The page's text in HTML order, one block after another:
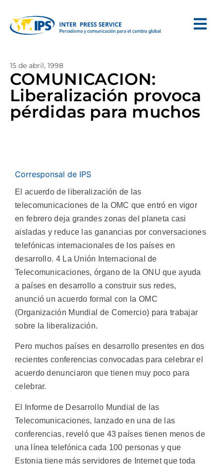
15 de abril, 1998
COMUNICACION:
Liberalización provoca
pérdidas para muchos
Corresponsal de IPS
El acuerdo de liberalización de las
telecomunicaciones de la OMC que entró en vigor
en febrero deja grandes zonas del planeta casi
aisladas y reduce las ganancias por conversaciones
telefónicas internacionales de los países en
desarrollo. 4 La Unión Internacional de
Telecomunicaciones, órgano de la ONU que ayuda
a países en desarrollo a construir sus redes,
anunció un acuerdo formal con la OMC
(Organización Mundial de Comercio) para trabajar
sobre la liberalización.
Pero muchos países en desarrollo presentes en dos
recientes conferencias convocadas para celebrar el
acuerdo denunciaron que tienen muy poco para
celebrar.
El Informe de Desarrollo Mundial de las
Telecomunicaciones, lanzado en una de las
conferencias, reveló que 43 países tienen menos de
una línea telefónica cada 100 personas y que
Estonia tiene más servidores de Internet que toda